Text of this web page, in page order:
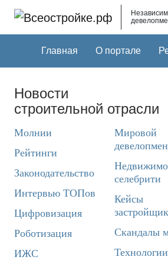
Главная О портале
Новости
строительной отрасли
Молнии
Рейтинги
Законодательство
Интервью ТОПов
Цифровизация
Роботизация
ИЖС
Мировой
селебрити
Кейсы
Скандалы
Технологии